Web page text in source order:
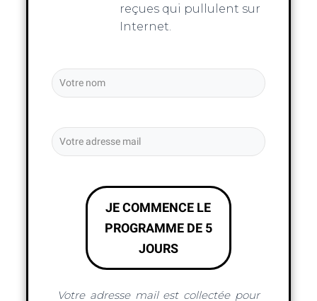
reçues qui pullulent sur
Internet.
JE COMMENCE LE
PROGRAMME DE 5
JOURS
Votre adresse mail est collectée pour